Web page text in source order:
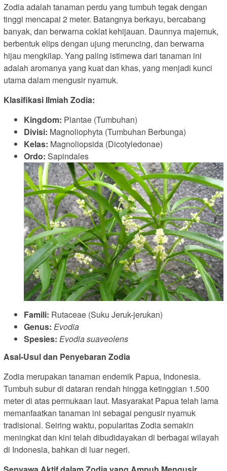
Zodia adalah tanaman perdu yang tumbuh tegak dengan
tinggi mencapai 2 meter. Batangnya berkayu, bercabang
banyak, dan berwarna coklat kehijauan. Daunnya majemuk,
berbentuk elips dengan ujung meruncing, dan berwarna
hijau mengkilap. Yang paling istimewa dari tanaman ini
adalah aromanya yang kuat dan khas, yang menjadi kunci
utama dalam mengusir nyamuk.
Klasifikasi Ilmiah Zodia:
Kingdom: Plantae (Tumbuhan)
Divisi: Magnoliophyta (Tumbuhan Berbunga)
Kelas: Magnoliopsida (Dicotyledonae)
Ordo: Sapindales
Famili: Rutaceae (Suku Jeruk-jerukan)
Genus: Evodia
Spesies: Evodia suaveolens
Asal-Usul dan Penyebaran Zodia
Zodia merupakan tanaman endemik Papua, Indonesia.
Tumbuh subur di dataran rendah hingga ketinggian 1.500
meter di atas permukaan laut. Masyarakat Papua telah lama
memanfaatkan tanaman ini sebagai pengusir nyamuk
tradisional. Seiring waktu, popularitas Zodia semakin
meningkat dan kini telah dibudidayakan di berbagai wilayah
di Indonesia, bahkan di luar negeri.